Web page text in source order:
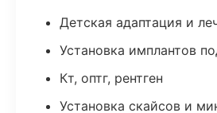
Детская адаптация и
Установка имплантов
Кт, оптг, рентген
Установка скайсов и